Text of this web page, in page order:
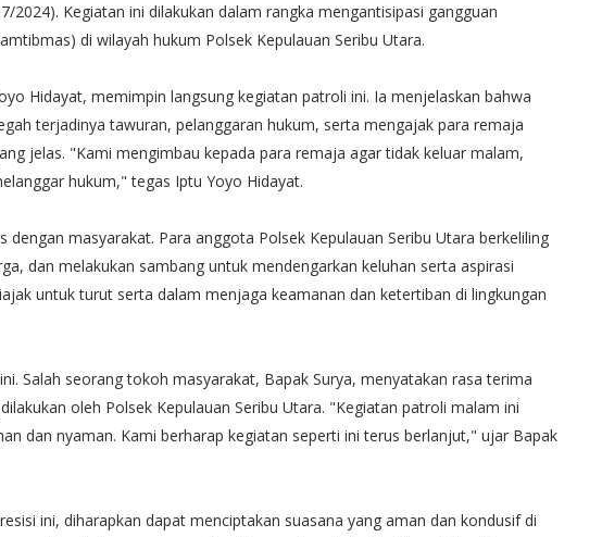
2024). Kegiatan ini dilakukan dalam rangka mengantisipasi gangguan
di wilayah hukum Polsek Kepulauan Seribu Utara.
Hidayat, memimpin langsung kegiatan patroli ini. Ia menjelaskan bahwa
terjadinya tawuran, pelanggaran hukum, serta mengajak para remaja
jelas. "Kami mengimbau kepada para remaja agar tidak keluar malam,
hukum," tegas Iptu Yoyo Hidayat.
masyarakat. Para anggota Polsek Kepulauan Seribu Utara berkeliling
dan melakukan sambang untuk mendengarkan keluhan serta aspirasi
untuk turut serta dalam menjaga keamanan dan ketertiban di lingkungan
Salah seorang tokoh masyarakat, Bapak Surya, menyatakan rasa terima
oleh Polsek Kepulauan Seribu Utara. "Kegiatan patroli malam ini
dan nyaman. Kami berharap kegiatan seperti ini terus berlanjut," ujar Bapak
ini, diharapkan dapat menciptakan suasana yang aman dan kondusif di